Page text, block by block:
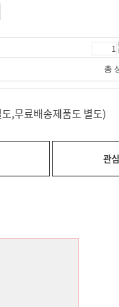
총
,무료배송제품도 별도)
관